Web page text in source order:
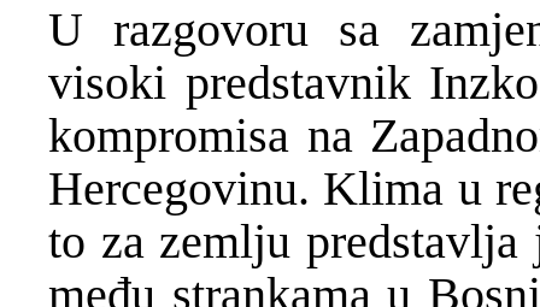
U razgovoru sa
visoki predstavnik
kompromisa na
Hercegovinu. Klima u
to za zemlju
među strankama u